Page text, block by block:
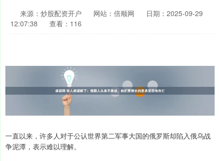
来源：炒股配资开户 网站：倍顺网
日期：2025-09-29
12:07:38
查看：116
一直以来，许多人对于公认世界第二军事大国的俄罗斯却陷入俄乌战
争泥潭，表示难以理解。